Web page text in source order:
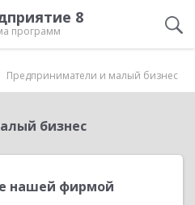
8
программ
Предприниматели и малый бизнес
бизнес
нашей фирмой